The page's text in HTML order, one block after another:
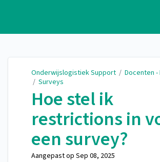
Onderwijslogistiek Support / Docenten
/ Surveys
Hoe stel ik
restrictions in
een survey?
Aangepast op Sep 08, 2025